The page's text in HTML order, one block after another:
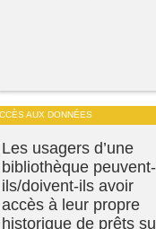
AUX DONNÉES
Les usagers d’une
bibliothèque peuvent-
ils/doivent-ils avoir
accès à leur propre
historique de prêts